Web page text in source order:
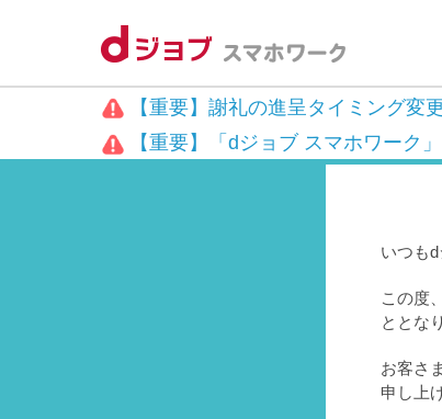
【重要】謝礼の進呈タイミング変
【重要】「dジョブ スマホワーク
いつも
この度
ととな
お客さ
申し上